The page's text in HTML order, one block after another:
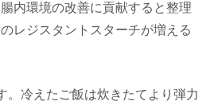
内環境の改善に貢献すると整理
レジスタントスターチが増える
。冷えたご飯は炊きたてより弾力